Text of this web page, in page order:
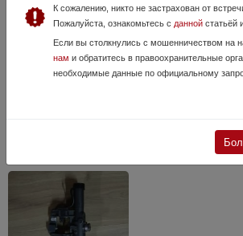
Кольца Mak 30 мм для Brauning .
Remington 750 с основаниями
Цена за пару,,, низкие новые не
К сожалению, никто не застрахован от
Пожалуйста, ознакомьтесь с даннойстатьёй
Если вы столкнулись с мошенничеством на
нам и обратитесь в правоохранительные
необходимые данные по официальному